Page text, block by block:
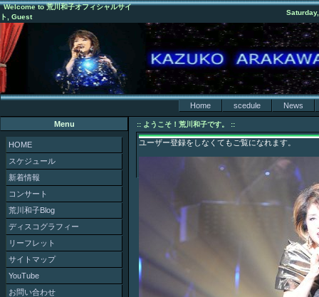
Welcome to 荒川和子オフィシャルサイ
ト, Guest
Home scedule News
Menu
HOME
スケジュール
新着情報
コンサート
荒川和子Blog
ディスコグラフィー
リーフレット
サイトマップ
YouTube
お問い合わせ
:: ようこそ！荒川和子です。 ::
ユーザー登録をしなくてもご覧になれます。